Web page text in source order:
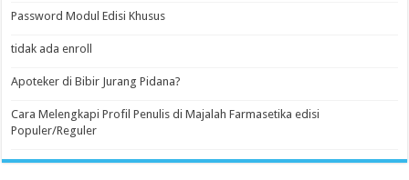
Password Modul Edisi Khusus
tidak ada enroll
Apoteker di Bibir Jurang Pidana?
Cara Melengkapi Profil Penulis di Majalah Farmasetika edisi
Populer/Reguler